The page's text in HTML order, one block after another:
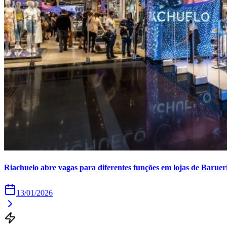
Copa do Brasil
Libertadores
Sul-Americana
Copa América
Champions League
Premier League
La Liga
Bundesliga
Mundial 2026
Times - Ir direto
Riachuelo abre vagas para diferentes funções em lojas de
13/01/2026